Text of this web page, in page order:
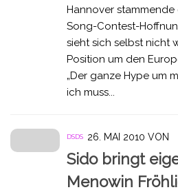
Hannover
Song-Contest-
sieht sich selbst nicht
Position um den
„Der ganze Hype um
ich muss...
DSDS 26. MAI 2010 VON
Sido bringt
Menowin